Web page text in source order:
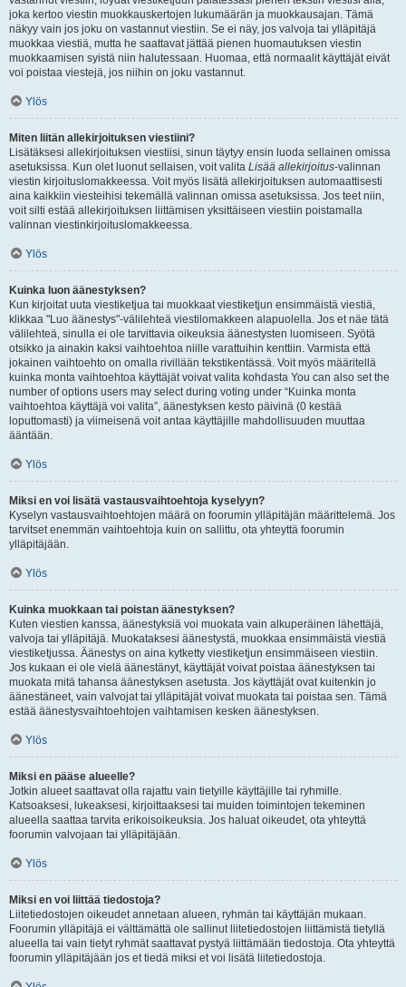
joka kertoo viestin muokkauskertojen lukumäärän ja muokkausajan. Tämä
näkyy vain jos joku on vastannut viestiin. Se ei näy, jos valvoja tai ylläpitäjä
muokkaa viestiä, mutta he saattavat jättää pienen huomautuksen viestin
muokkaamisen syistä niin halutessaan. Huomaa, että normaalit käyttäjät eivät
voi poistaa viestejä, jos niihin on joku vastannut.
Ylös
Miten liitän allekirjoituksen viestiini?
Lisätäksesi allekirjoituksen viestiisi, sinun täytyy ensin luoda sellainen omissa
asetuksissa. Kun olet luonut sellaisen, voit valita Lisää allekirjoitus-valinnan
viestin kirjoituslomakkeessa. Voit myös lisätä allekirjoituksen automaattisesti
aina kaikkiin viesteihisi tekemällä valinnan omissa asetuksissa. Jos teet niin,
voit silti estää allekirjoituksen liittämisen yksittäiseen viestiin poistamalla
valinnan viestinkirjoituslomakkeessa.
Ylös
Kuinka luon äänestyksen?
Kun kirjoitat uuta viestiketjua tai muokkaat viestiketjun ensimmäistä viestiä,
klikkaa "Luo äänestys"-välilehteä viestilomakkeen alapuolella. Jos et näe tätä
välilehteä, sinulla ei ole tarvittavia oikeuksia äänestysten luomiseen. Syötä
otsikko ja ainakin kaksi vaihtoehtoa niille varattuihin kenttiin. Varmista että
jokainen vaihtoehto on omalla rivillään tekstikentässä. Voit myös määritellä
kuinka monta vaihtoehtoa käyttäjät voivat valita kohdasta You can also set the
number of options users may select during voting under “Kuinka monta
vaihtoehtoa käyttäjä voi valita”, äänestyksen kesto päivinä (0 kestää
loputtomasti) ja viimeisenä voit antaa käyttäjille mahdollisuuden muuttaa
ääntään.
Ylös
Miksi en voi lisätä vastausvaihtoehtoja kyselyyn?
Kyselyn vastausvaihtoehtojen määrä on foorumin ylläpitäjän määrittelemä. Jos
tarvitset enemmän vaihtoehtoja kuin on sallittu, ota yhteyttä foorumin
ylläpitäjään.
Ylös
Kuinka muokkaan tai poistan äänestyksen?
Kuten viestien kanssa, äänestyksiä voi muokata vain alkuperäinen lähettäjä,
valvoja tai ylläpitäjä. Muokataksesi äänestystä, muokkaa ensimmäistä viestiä
viestiketjussa. Äänestys on aina kytketty viestiketjun ensimmäiseen viestiin.
Jos kukaan ei ole vielä äänestänyt, käyttäjät voivat poistaa äänestyksen tai
muokata mitä tahansa äänestyksen asetusta. Jos käyttäjät ovat kuitenkin jo
äänestäneet, vain valvojat tai ylläpitäjät voivat muokata tai poistaa sen. Tämä
estää äänestysvaihtoehtojen vaihtamisen kesken äänestyksen.
Ylös
Miksi en pääse alueelle?
Jotkin alueet saattavat olla rajattu vain tietyille käyttäjille tai ryhmille.
Katsoaksesi, lukeaksesi, kirjoittaaksesi tai muiden toimintojen tekeminen
alueella saattaa tarvita erikoisoikeuksia. Jos haluat oikeudet, ota yhteyttä
foorumin valvojaan tai ylläpitäjään.
Ylös
Miksi en voi liittää tiedostoja?
Liitetiedostojen oikeudet annetaan alueen, ryhmän tai käyttäjän mukaan.
Foorumin ylläpitäjä ei välttämättä ole sallinut liitetiedostojen liittämistä tietyllä
alueella tai vain tietyt ryhmät saattavat pystyä liittämään tiedostoja. Ota yhteyttä
foorumin ylläpitäjään jos et tiedä miksi et voi lisätä liitetiedostoja.